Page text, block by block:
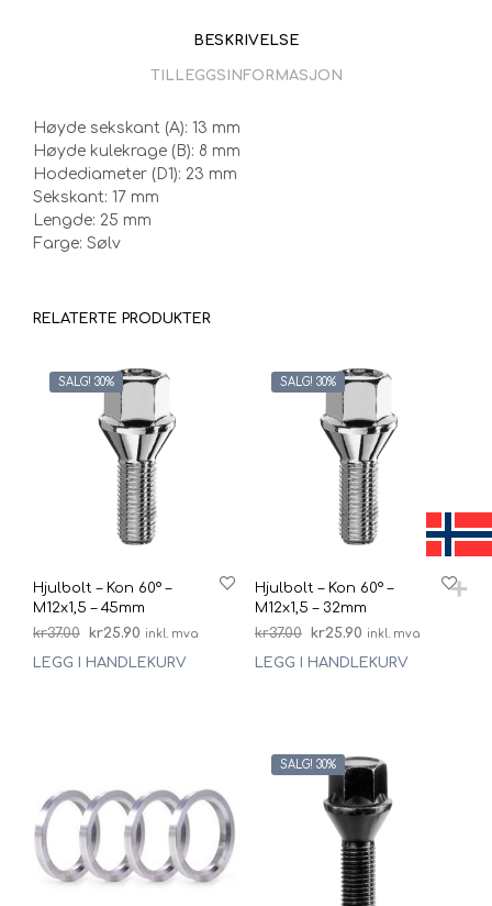
BESKRIVELSE
TILLEGGSINFORMASJON
Høyde sekskant (A): 13 mm
Høyde kulekrage (B): 8 mm
Hodediameter (D1): 23 mm
Sekskant: 17 mm
Lengde: 25 mm
Farge: Sølv
RELATERTE PRODUKTER
SALG! 30%
Hjulbolt – Kon 60° –
M12x1,5 – 45mm
kr37.00 Opprinnelig
pris
kr25.90 Nåværende
pris
inkl. mva
LEGG I HANDLEKURV
SALG! 30%
Hjulbolt – Kon 60° –
M12x1,5 – 32mm
kr37.00 Opprinnelig
pris
kr25.90Nåværende
pris
inkl. mva
LEGG I HANDLEKURV
SALG! 30%